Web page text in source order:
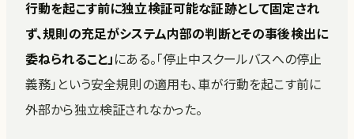
行動を起こす前に独立検証可能な証跡として固定され
ず、規則の充足がシステム内部の判断とその事後検出に
委ねられること」にある。「停止中スクールバスへの停止
義務」という安全規則の適用も、車が行動を起こす前に
外部から独立検証されなかった。